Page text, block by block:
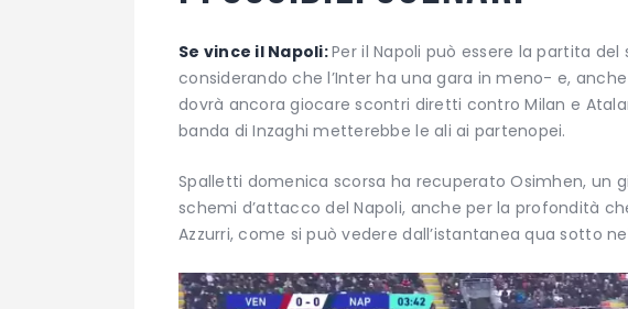
Se vince il Napoli:Per il Napoli può essere la partita
considerando che l’Inter ha una gara in meno- e,
dovrà ancora giocare scontri diretti contro Milan e
banda di Inzaghi metterebbe le ali ai partenopei.
Spalletti domenica scorsa ha recuperato Osimhen, un
schemi d’attacco del Napoli, anche per la profondità
Azzurri, come si può vedere dall’istantanea qua sotto